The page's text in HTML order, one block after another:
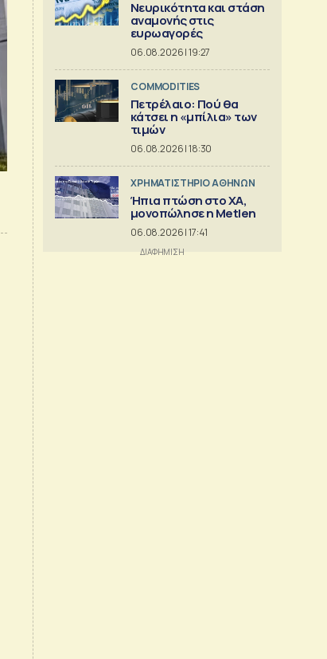
Νευρικότητα και στάση
αναμονής στις
ευρωαγορές
06.08.2026 | 19:27
COMMODITIES
Πετρέλαιο: Πού θα
κάτσει η «μπίλια» των
τιμών
06.08.2026 | 18:30
XΡΗΜΑΤΙΣΤΗΡΙΟ ΑΘΗΝΩΝ
Ήπια πτώση στο ΧΑ,
μονοπώλησε η Metlen
06.08.2026 | 17:41